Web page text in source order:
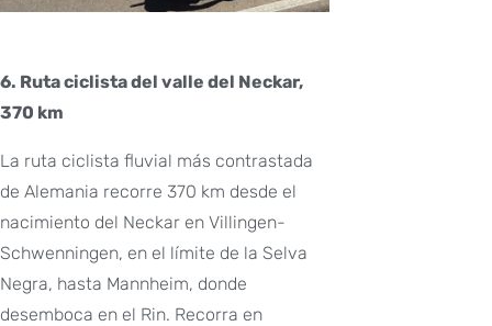
6. Ruta ciclista del valle del Neckar,
370 km
La ruta ciclista fluvial más contrastada
de Alemania recorre 370 km desde el
nacimiento del Neckar en Villingen-
Schwenningen, en el límite de la Selva
Negra, hasta Mannheim, donde
desemboca en el Rin. Recorra en